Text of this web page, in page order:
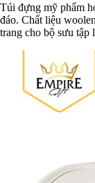
Túi đựng mỹ phẩm
đáo. Chất liệu
trang cho bộ sưu tập